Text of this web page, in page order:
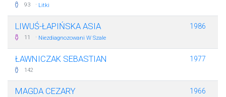
93 · Litki
LIWUŚ-ŁAPIŃSKA ASIA
11 · Niezdiagnozowani W Szale
1986
ŁAWNICZAK SEBASTIAN
142
1977
MAGDA CEZARY 1966